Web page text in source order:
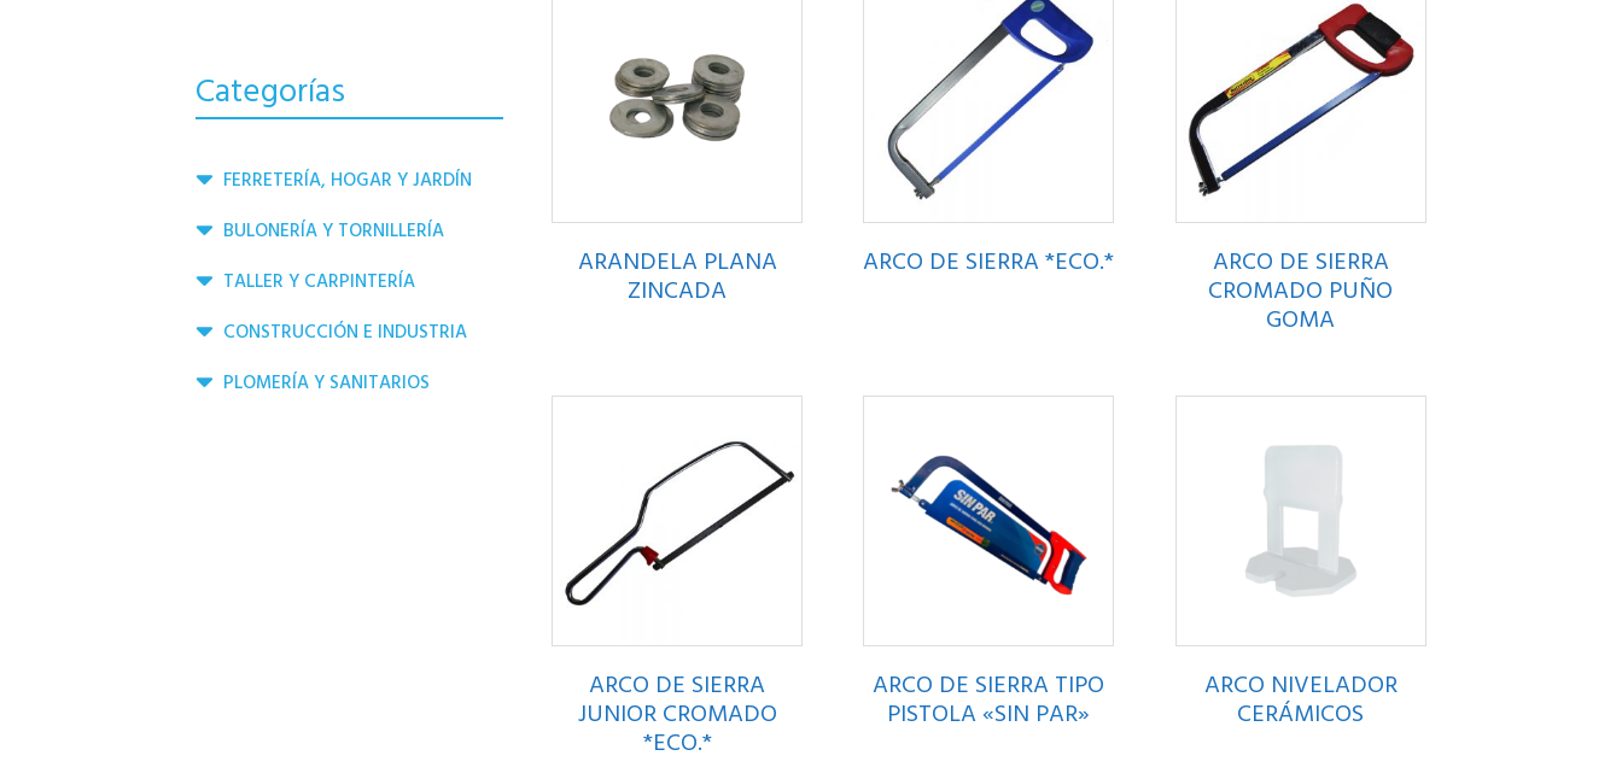
ARANDELA PLANA
ZINCADA
ARCO DE SIERRA *ECO.* ARCO DE SIERRA
CROMADO PUÑO
GOMA
ARCO DE SIERRA
JUNIOR CROMADO
*ECO.*
ARCO DE SIERRA TIPO
PISTOLA «SIN PAR»
ARCO NIVELADOR
CERÁMICOS
Categorías
FERRETERÍA, HOGAR Y JARDÍN
BULONERÍA Y TORNILLERÍA
TALLER Y CARPINTERÍA
CONSTRUCCIÓN E INDUSTRIA
PLOMERÍA Y SANITARIOS